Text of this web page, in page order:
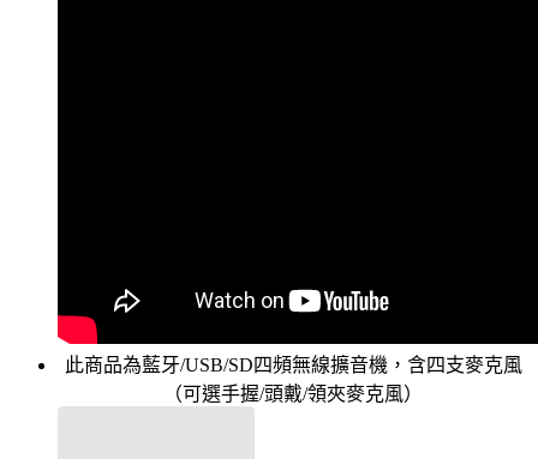
此商品為藍牙/USB/SD四頻無線擴音機，含四支麥克風
（可選手握/頭戴/領夾麥克風）